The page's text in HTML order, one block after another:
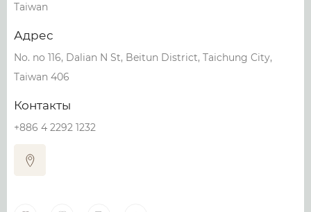
Taiwan
Адрес
No. no 116, Dalian N St, Beitun District, Taichung City,
Taiwan 406
Контакты
+886 4 2292 1232